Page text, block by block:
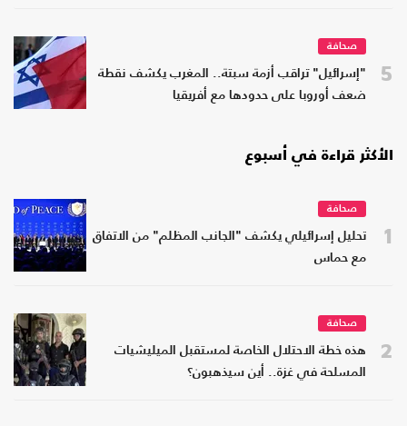
5
صحافة
"إسرائيل" تراقب أزمة سبتة.. المغرب يكشف نقطة
ضعف أوروبا على حدودها مع أفريقيا
الأكثر قراءة في أسبوع
1
صحافة
تحليل إسرائيلي يكشف "الجانب المظلم" من الاتفاق
مع حماس
2
صحافة
هذه خطة الاحتلال الخاصة لمستقبل الميليشيات
المسلحة في غزة.. أين سيذهبون؟